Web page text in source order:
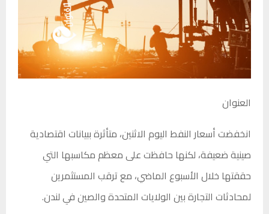
العنوان
انخفضت أسعار النفط اليوم الاثنين، متأثرة ببيانات اقتصادية
صينية ضعيفة، لكنها حافظت على معظم مكاسبها التي
حققتها خلال الأسبوع الماضي، مع ترقب المستثمرين
لمحادثات التجارة بين الولايات المتحدة والصين في لندن.